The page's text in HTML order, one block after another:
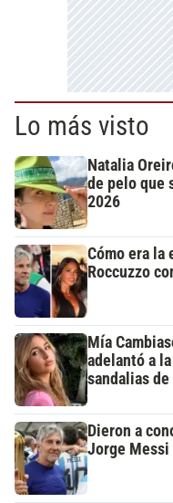
Lo más visto
Natalia
de pelo que
2026
Cómo era la
Roccuzzo
Mía
adelantó a
sandalias
Dieron a
Jorge Messi